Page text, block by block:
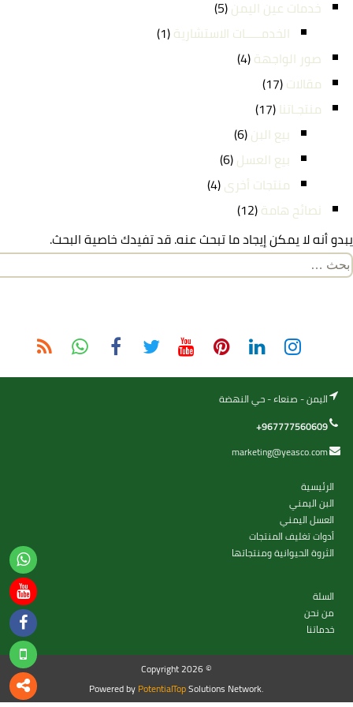
خدمات عين اليمن(5)
الخدمـــــات الاستشارية(1)
صور الواجهة(4)
مقالات(17)
منتجـاتنا (17)
بيع البن(6)
بيع العسل(6)
منتجات أخرى(4)
نصائح هامة(12)
يبدو أنه لا يمكن إيجاد ما تبحث عنه. قد تفيدك خاصية البحث.
البحث
اليمن - صنعاء - حي النهضة
+967777560609
marketing@yeasco.com
الرئيسية
البن اليمني
العسل اليمني
أدوات تغليف المنتجات
الثروة الحيوانية ومنتجاتها
السلة
من نحن
خدماتنا
Copyright 2026 ©
Powered byPotentialTopSolutions Network.